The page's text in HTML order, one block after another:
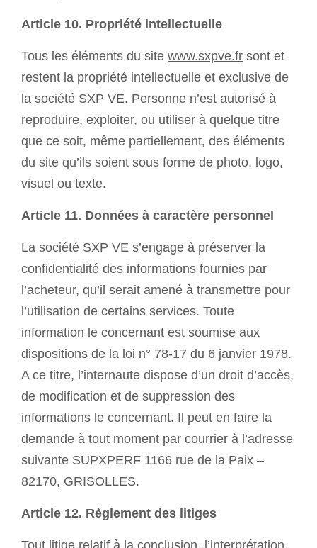
Article 10. Propriété intellectuelle
Tous les éléments du site www.sxpve.fr sont et
restent la propriété intellectuelle et exclusive de
la société SXP VE. Personne n’est autorisé à
reproduire, exploiter, ou utiliser à quelque titre
que ce soit, même partiellement, des éléments
du site qu’ils soient sous forme de photo, logo,
visuel ou texte.
Article 11. Données à caractère personnel
La société SXP VE s’engage à préserver la
confidentialité des informations fournies par
l’acheteur, qu’il serait amené à transmettre pour
l’utilisation de certains services. Toute
information le concernant est soumise aux
dispositions de la loi n° 78-17 du 6 janvier 1978.
A ce titre, l’internaute dispose d’un droit d’accès,
de modification et de suppression des
informations le concernant. Il peut en faire la
demande à tout moment par courrier à l’adresse
suivante SUPXPERF 1166 rue de la Paix –
82170, GRISOLLES.
Article 12. Règlement des litiges
Tout litige relatif à la conclusion, l’interprétation,